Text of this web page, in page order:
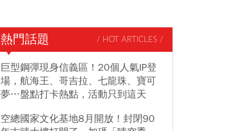
熱門話題 / HOT ARTICLES /
巨型鋼彈現身信義區！20個人氣IP登
場，航海王、哥吉拉、七龍珠、寶可
夢…盤點打卡熱點，活動只到這天
空總國家文化基地8月開放！封閉90